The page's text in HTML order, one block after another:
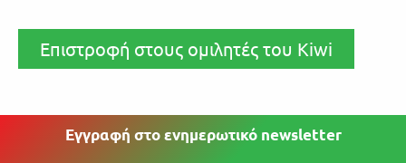
Επιστροφή στους ομιλητές του Kiwi
Εγγραφή στο ενημερωτικό newsletter